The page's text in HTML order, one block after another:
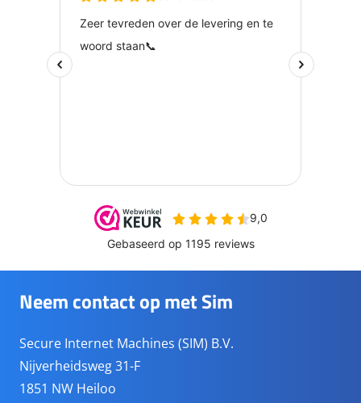
Neem contact op met Sim
Secure Internet Machines (SIM) B.V.
Nijverheidsweg 31-F
1851 NW Heiloo